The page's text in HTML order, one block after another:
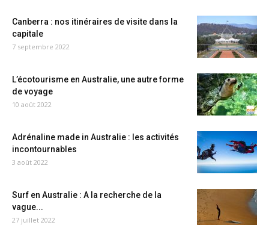
Canberra : nos itinéraires de visite dans la
capitale
7 septembre 2022
L’écotourisme en Australie, une autre forme
de voyage
10 août 2022
Adrénaline made in Australie : les activités
incontournables
3 août 2022
Surf en Australie : A la recherche de la
vague...
27 juillet 2022